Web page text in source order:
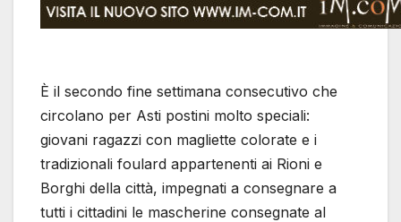
È il secondo fine settimana consecutivo che
circolano per Asti postini molto speciali:
giovani ragazzi con magliette colorate e i
tradizionali foulard appartenenti ai Rioni e
Borghi della città, impegnati a consegnare a
tutti i cittadini le mascherine consegnate al